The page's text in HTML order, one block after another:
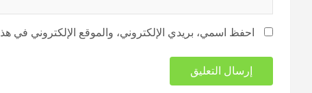
احفظ اسمي، بريدي الإلكتروني، والموقع الإلكتروني في